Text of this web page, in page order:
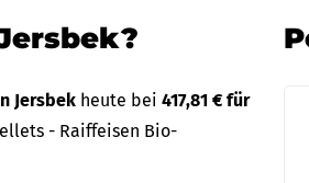
Jersbek heute bei 417,81 € für
- Raiffeisen Bio-